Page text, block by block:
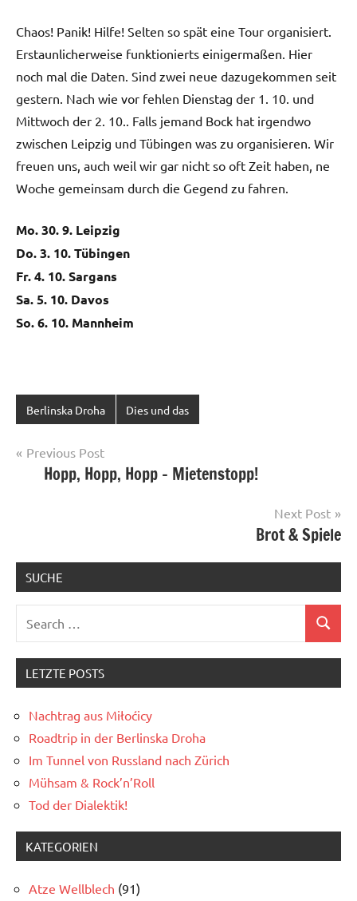
Chaos! Panik! Hilfe! Selten so spät eine Tour organisiert.
Erstaunlicherweise funktionierts einigermaßen. Hier
noch mal die Daten. Sind zwei neue dazugekommen seit
gestern. Nach wie vor fehlen Dienstag der 1. 10. und
Mittwoch der 2. 10.. Falls jemand Bock hat irgendwo
zwischen Leipzig und Tübingen was zu organisieren. Wir
freuen uns, auch weil wir gar nicht so oft Zeit haben, ne
Woche gemeinsam durch die Gegend zu fahren.
Mo. 30. 9. Leipzig
Do. 3. 10. Tübingen
Fr. 4. 10. Sargans
Sa. 5. 10. Davos
So. 6. 10. Mannheim
Berlinska Droha Dies und das
Post
navigation
Previous Post
Hopp, Hopp, Hopp – Mietenstopp!
Next Post
Brot & Spiele
SUCHE
Search
LETZTE POSTS
Nachtrag aus Miłoćicy
Roadtrip in der Berlinska Droha
Im Tunnel von Russland nach Zürich
Mühsam & Rock’n’Roll
Tod der Dialektik!
KATEGORIEN
Atze Wellblech (91)